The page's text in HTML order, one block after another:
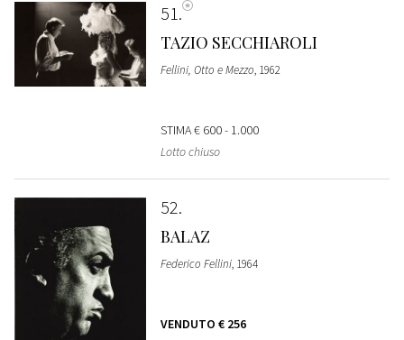
51
TAZIO SECCHIAROLI
Fellini, Otto e Mezzo, 1962
STIMA€ 600 - 1.000
Lotto chiuso
52
BALAZ
Federico Fellini, 1964
VENDUTO € 256